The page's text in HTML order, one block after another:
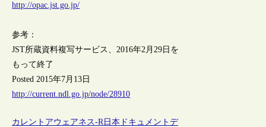
http://opac.jst.go.jp/
参考：
JST所蔵資料複写サービス、2016年2月29日を
もって終了
Posted 2015年7月13日
http://current.ndl.go.jp/node/28910
カレントアウェアネス-R 日本 ドキュメントデ